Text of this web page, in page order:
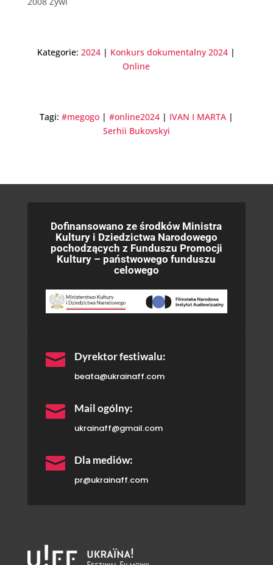
Kategorie:2024 | Konkurs dokumentalny 2024 |
Online
Tagi: #megogo| #online2024| IVAN I MARTA|
Serhii Bukovskyi
Dofinansowano ze środków Ministra
Kultury i Dziedzictwa Narodowego
pochodzących z Funduszu Promocji
Kultury – państwowego funduszu
celowego
 Dyrektor festiwalu:
beata@ukrainaff.com
 Mail ogólny:
ukrainaff@gmail.com
 Dla mediów:
pr@ukrainaff.com